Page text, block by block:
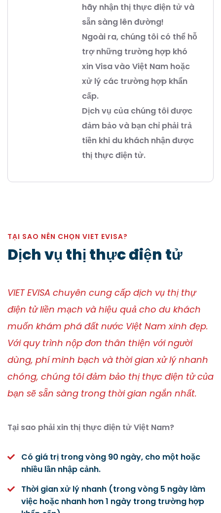
hãy nhận thị thực điện tử và
sẵn sàng lên đường!
Ngoài ra, chúng tôi có thể hỗ
trợ những trường hợp khó
xin Visa vào Việt Nam hoặc
xử lý các trường hợp khẩn
cấp.
Dịch vụ của chúng tôi được
đảm bảo và bạn chỉ phải trả
tiền khi du khách nhận được
thị thực điện tử.
TẠI SAO NÊN CHỌN VIET EVISA?
Dịch vụ thị thực điện tử
VIET EVISA chuyên cung cấp dịch vụ thị thự
điện tử liền mạch và hiệu quả cho du khách
muốn khám phá đất nước Việt Nam xinh đẹp.
Với quy trình nộp đơn thân thiện với người
dùng, phí minh bạch và thời gian xử lý nhanh
chóng, chúng tôi đảm bảo thị thực điện tử của
bạn sẽ sẵn sàng trong thời gian ngắn nhất.
Tại sao phải xin thị thực điện tử Việt Nam?
Có giá trị trong vòng 90 ngày, cho một hoặc
nhiều lần nhập cảnh.
Thời gian xử lý nhanh (trong vòng 5 ngày làm
việc hoặc nhanh hơn 1 ngày trong trường hợp